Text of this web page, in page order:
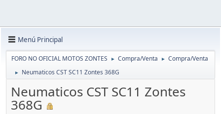
Menú Principal
FORO NO OFICIAL MOTOS ZONTES ► Compra/Venta ► Compra/Venta
► Neumaticos CST SC11 Zontes 368G
Neumaticos CST SC11 Zontes
368G